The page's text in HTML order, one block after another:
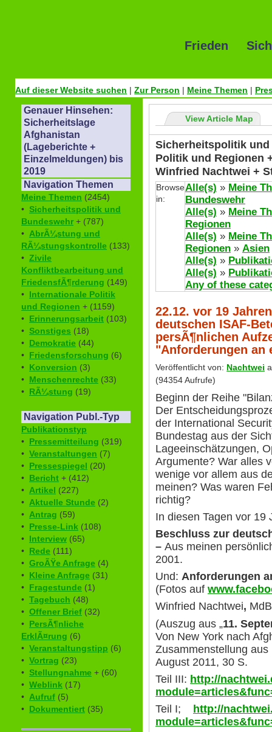
Frieden
Auf dieser Website suchen | Zur Person | Meine Themen |
Genauer Hinsehen:
Sicherheitslage
Afghanistan
(Lageberichte +
Einzelmeldungen) bis
2019
Navigation Themen
Meine Themen (2454)
• Sicherheitspolitik und
Bundeswehr + (787)
• AbrÃ¼stung und
RÃ¼stungskontrolle (133)
• Zivile
Konfliktbearbeitung und
FriedensfÃ¶rderung (149)
• Internationale Politik
und Regionen + (1159)
• Erinnerungsarbeit (103)
• Sonstiges (18)
• Demokratie (44)
• Friedensforschung (6)
• Konversion (3)
• Menschenrechte (33)
• RÃ¼stung (19)
Navigation Publ.-Typ
Publikationstyp
• Pressemitteilung (319)
• Veranstaltungen (7)
• Pressespiegel (20)
• Bericht + (412)
• Artikel (227)
• Aktuelle Stunde (2)
• Antrag (59)
• Presse-Link (108)
• Interview (65)
• Rede (111)
• GroÃŸe Anfrage (4)
• Kleine Anfrage (31)
• Fragestunde (1)
• Tagebuch (48)
• Offener Brief (32)
• PersÃ¶nliche
ErklÃ¤rung (6)
• Veranstaltungstipp (6)
• Vortrag (23)
• Stellungnahme + (60)
• Weblink (17)
• Aufruf (5)
• Dokumentiert (35)
View Article Map
Sicherheitspolitik
Politik und Regionen
Winfried Nachtwei +
Browse
in:
Alle(s) » Meine
Bundeswehr
Alle(s) » Meine
Regionen
Alle(s) » Meine
Regionen » Asien
Alle(s) »
Alle(s) »
Any of these
22.12. vor 19
deutschen ISAF-
persÃ¶nlichen
"Anforderungen an
Veröffentlicht von: Nachtwei
(94354 Aufrufe)
Beginn der Reihe
Der
der International
Bundestag aus der
Lageeinschätzungen,
Argumente? War alles
wenige vor allem aus
meinen? Was waren
richtig?
In diesen Tagen vor 19
Beschluss zur
– Aus meinen
2001.
Und: Anforderungen
(Fotos auf
Winfried Nachtwei, MdB
(Auszug aus „11.
Von New York nach
Zusammenstellung
August 2011, 30 S.
Teil III: http://
Teil I; http://